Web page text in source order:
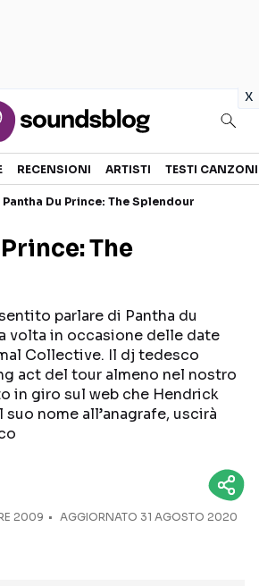
x
TESTI CANZONI
TALENT SHOW
sui social
RECENSIONI ARTISTI TESTI CANZONI
Pantha Du Prince: The Splendour
The
parlare di Pantha du
volta in occasione delle date
Collective. Il dj tedesco
act del tour almeno nel nostro
in giro sul web che Hendrick
nome all’anagrafe, uscirà
2009
AGGIORNATO 31 AGOSTO 2020